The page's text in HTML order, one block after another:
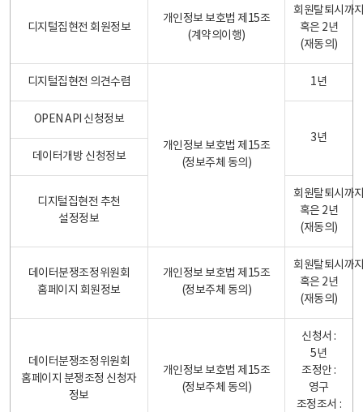
디지털집현전 회원정보
개인정보 보호법 제15조
(계약의이행)
회원탈퇴시까
혹은 2년
(재동의)
디지털집현전 의견수렴
개인정보 보호법 제15조
(정보주체 동의)
1년
OPEN API 신청정보
3년
데이터개방 신청정보
디지털집현전 추천
설정정보
회원탈퇴시까
혹은 2년
(재동의)
데이터분쟁조정위원회
홈페이지 회원정보
개인정보 보호법 제15조
(정보주체 동의)
회원탈퇴시까
혹은 2년
(재동의)
데이터분쟁조정위원회
홈페이지 분쟁조정 신청자
정보
개인정보 보호법 제15조
(정보주체 동의)
신청서 :
5년
조정안 :
영구
조정조서 :